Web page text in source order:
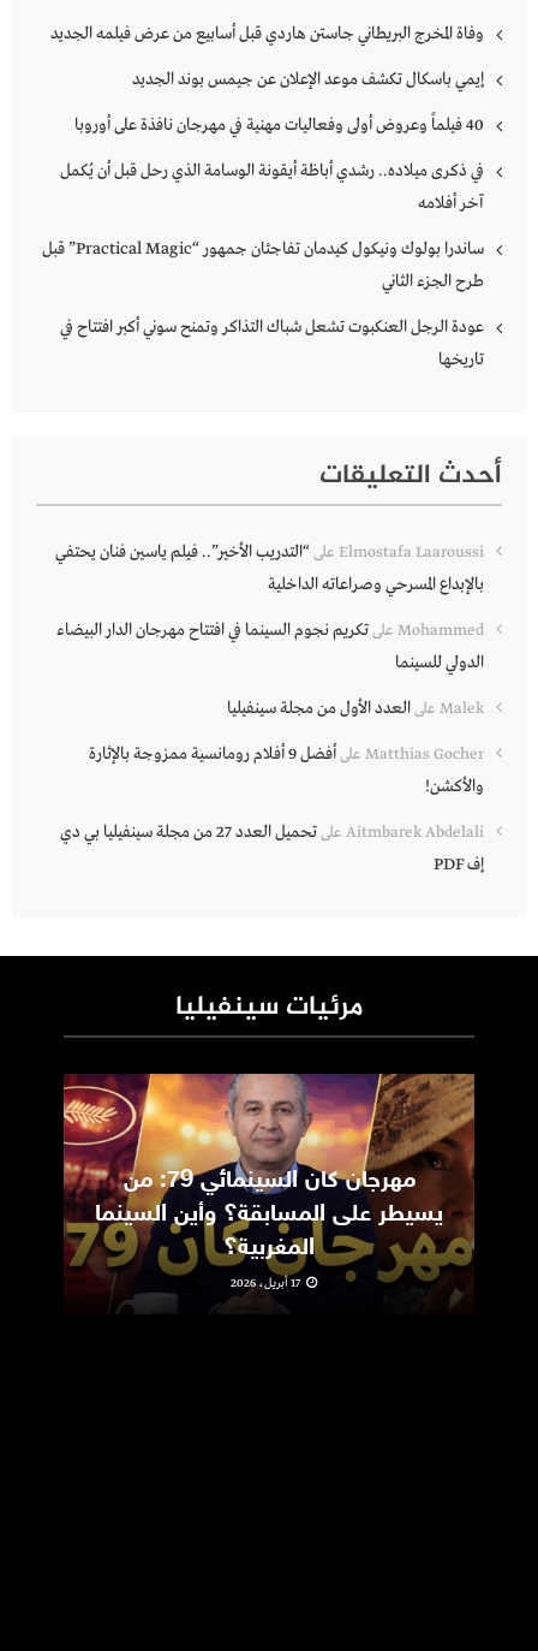
وفاة المخرج البريطاني جاستن هاردي قبل أسابيع من عرض فيلمه الجديد
إيمي باسكال تكشف موعد الإعلان عن جيمس بوند الجديد
40 فيلماً وعروض أولى وفعاليات مهنية في مهرجان نافذة على أوروبا
في ذكرى ميلاده.. رشدي أباظة أيقونة الوسامة الذي رحل قبل أن يُكمل
آخر أفلامه
ساندرا بولوك ونيكول كيدمان تفاجئان جمهور “Practical Magic” قبل
طرح الجزء الثاني
عودة الرجل العنكبوت تشعل شباك التذاكر وتمنح سوني أكبر افتتاح في
تاريخها
أحدث التعليقات
Elmostafa Laaroussi على“التدريب الأخير”.. فيلم ياسين فنان يحتفي
بالإبداع المسرحي وصراعاته الداخلية
Mohammed علىتكريم نجوم السينما في افتتاح مهرجان الدار البيضاء
الدولي للسينما
Malek علىالعدد الأول من مجلة سينفيليا
Matthias Gocher على
أفضل 9 أفلام رومانسية ممزوجة بالإثارة
والأكشن!
Aitmbarek Abdelali على
تحميل العدد 27 من مجلة سينفيليا بي دي
إف PDF
مرئيات سينفيليا
مهرجان كان السينمائي 79: من
يسيطر على المسابقة؟ وأين السينما
المغربية؟
17 أبريل، 2026